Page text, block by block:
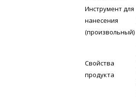
Инструмент для
нанесения
(произвольный)
Свойства
продукта